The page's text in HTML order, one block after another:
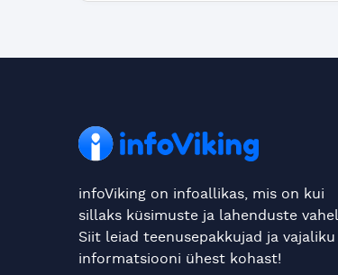
infoViking on infoallikas, mis on kui
sillaks küsimuste ja lahenduste vahel.
Siit leiad teenusepakkujad ja vajaliku
informatsiooni ühest kohast!